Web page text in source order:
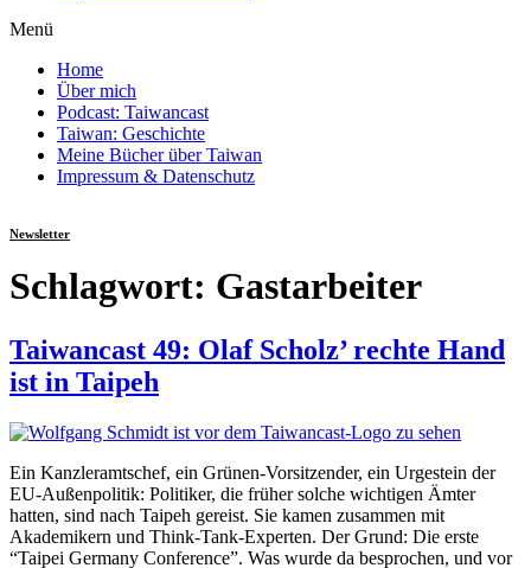
Menü
Home
Über mich
Podcast: Taiwancast
Taiwan: Geschichte
Meine Bücher über Taiwan
Impressum & Datenschutz
Newsletter
Schlagwort: Gastarbeiter
Taiwancast 49: Olaf Scholz’ rechte Hand
ist in Taipeh
Ein Kanzleramtschef, ein Grünen-Vorsitzender, ein Urgestein der
EU-Außenpolitik: Politiker, die früher solche wichtigen Ämter
hatten, sind nach Taipeh gereist. Sie kamen zusammen mit
Akademikern und Think-Tank-Experten. Der Grund: Die erste
“Taipei Germany Conference”. Was wurde da besprochen, und vor